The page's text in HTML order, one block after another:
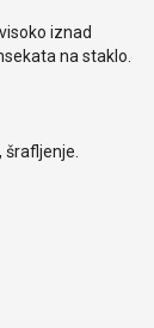
iznad
na staklo.